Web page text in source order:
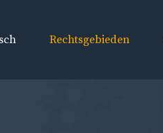
Rechtsgebieden